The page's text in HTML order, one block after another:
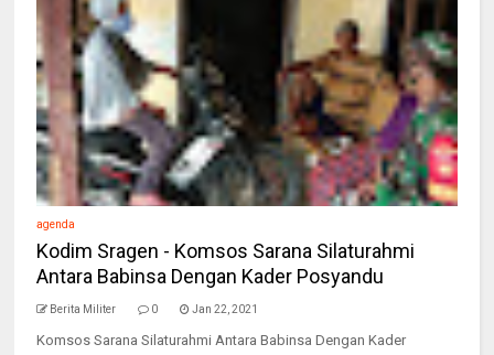
agenda
Kodim Sragen - Komsos Sarana Silaturahmi
Antara Babinsa Dengan Kader Posyandu
Berita Militer 0 Jan 22, 2021
Komsos Sarana Silaturahmi Antara Babinsa Dengan Kader